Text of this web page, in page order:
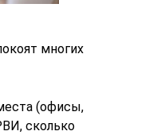
многих
(офисы,
сколько